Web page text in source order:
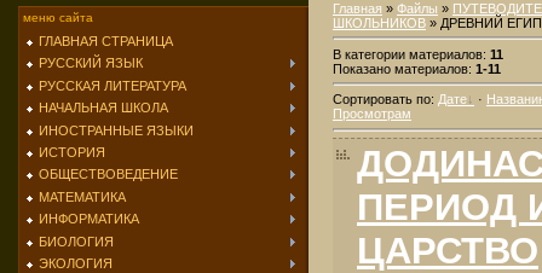
меню сайта
ГЛАВНАЯ СТРАНИЦА
РУССКИЙ ЯЗЫК
РУССКАЯ ЛИТЕРАТУРА
НАЧАЛЬНАЯ ШКОЛА
ИНОСТРАННЫЕ ЯЗЫКИ
ИСТОРИЯ
ОБЩЕСТВОВЕДЕНИЕ
МАТЕМАТИКА
ИНФОРМАТИКА
БИОЛОГИЯ
ЭКОЛОГИЯ
Главная » Файлы »
ШКОЛЬНИКОВ » ДРЕВНИЙ
В категории материалов: 11
Показано материалов: 1-11
Сортировать по: Дате ·
Просмотрам
ПЕРИОД
ЦАРСТВО